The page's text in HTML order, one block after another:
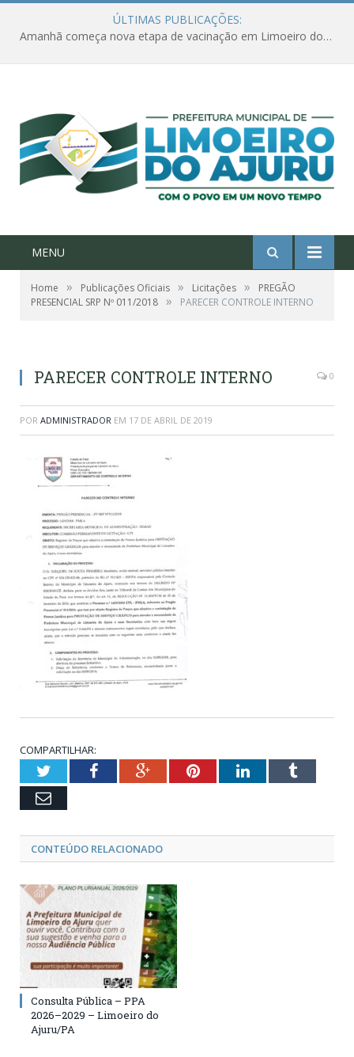
ÚLTIMAS PUBLICAÇÕES:
Amanhã começa nova etapa de vacinação em Limoeiro do Ajuru para idosos com 65 ou mais
MENU
Home » Publicações Oficiais » Licitações »
PREGÃO
PRESENCIAL SRP Nº 011/2018 » PARECER CONTROLE INTERNO
PARECER CONTROLE INTERNO 0
POR ADMINISTRADOR EM 17 DE ABRIL DE 2019
COMPARTILHAR:
TwitterFacebookGoogle+PinterestLinkedInTumblr
Email
CONTEÚDO RELACIONADO
Consulta Pública – PPA
2026–2029 – Limoeiro do
Ajuru/PA